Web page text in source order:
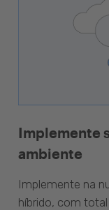
Implemente
ambiente
Implemente na
híbrido, com